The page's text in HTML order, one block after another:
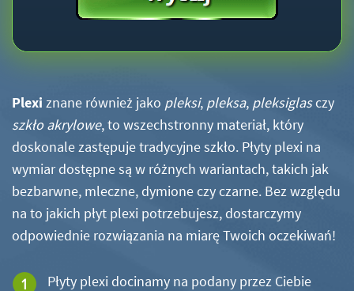
Plexi znane również jako pleksi, pleksa, pleksiglasczy
szkło akrylowe, to wszechstronny materiał, który
doskonale zastępuje tradycyjne szkło. Płyty plexi na
wymiar dostępne są w różnych wariantach, takich jak
bezbarwne, mleczne, dymione czy czarne. Bez względu
na to jakich płyt plexi potrzebujesz, dostarczymy
odpowiednie rozwiązania na miarę Twoich oczekiwań!
Płyty plexi docinamy na podany przez Ciebie